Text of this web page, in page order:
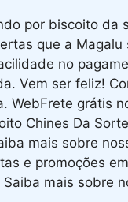
por biscoito da
que a Magalu
no
Vem ser feliz!
WebFrete grátis
Chines Da
mais sobre
e promoções
mais sobre